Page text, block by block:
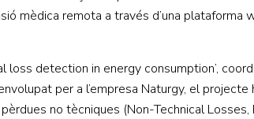
mèdica remota a través d’una plataforma
loss detection in energy consumption’,
per a l’empresa Naturgy, el projecte
no tècniques (Non-Technical Losses,